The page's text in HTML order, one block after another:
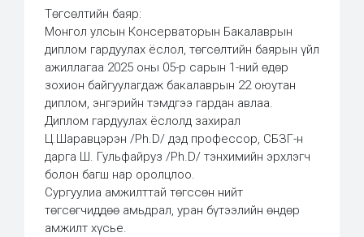
Төгсөлтийн баяр:
Монгол улсын Консерваторын Бакалаврын
диплом гардуулах ёслол, төгсөлтийн баярын үйл
ажиллагаа 2025 оны 05-р сарын 1-ний өдөр
зохион байгуулагдаж бакалаврын 22 оюутан
диплом, энгэрийн тэмдгээ гардан авлаа.
Диплом гардуулах ёслолд захирал
Ц.Шаравцэрэн /Ph.D/ дэд профессор, СБЗГ-н
дарга Ш. Гульфайруз /Ph.D/ тэнхимийн эрхлэгч
болон багш нар оролцлоо.
Сургуулиа амжилттай төгссөн нийт
төгсөгчиддөө амьдрал, уран бүтээлийн өндөр
амжилт хүсье.